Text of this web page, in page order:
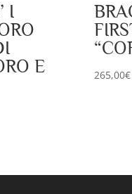
I
E
265,00€